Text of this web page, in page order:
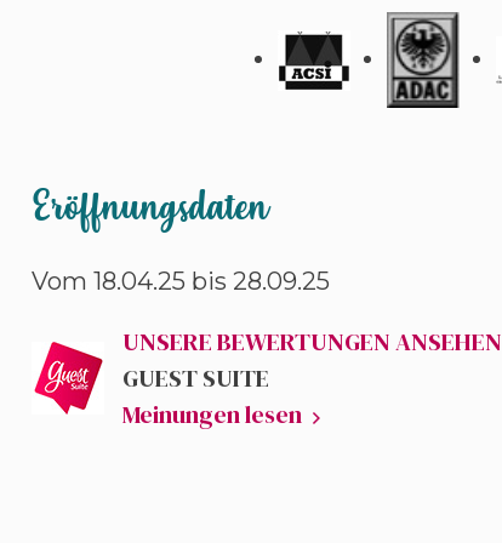
Eröffnungsdaten
Vom 18.04.25 bis 28.09.25
UNSERE BEWERTUNGEN ANSEHEN
GUEST SUITE
Meinungen lesen